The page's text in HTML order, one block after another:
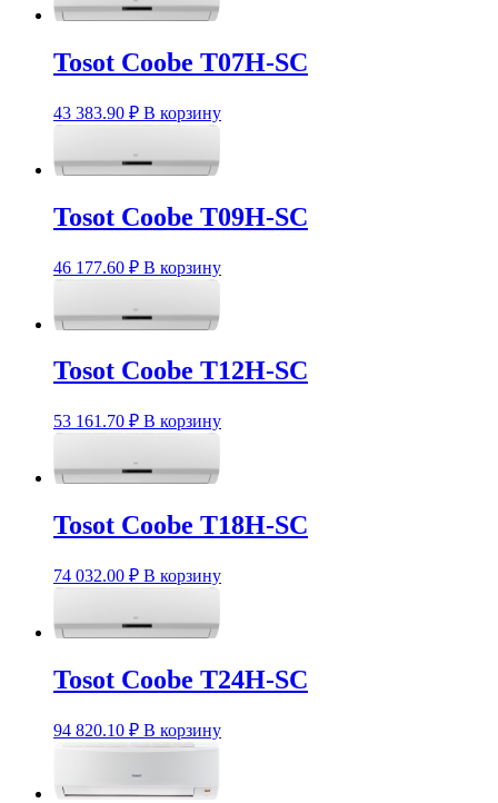
Tosot Coobe T07H-SC
43 383.90 ₽ В корзину
Tosot Coobe T09H-SC
46 177.60 ₽ В корзину
Tosot Coobe T12H-SC
53 161.70 ₽ В корзину
Tosot Coobe T18H-SC
74 032.00 ₽ В корзину
Tosot Coobe T24H-SC
94 820.10 ₽ В корзину